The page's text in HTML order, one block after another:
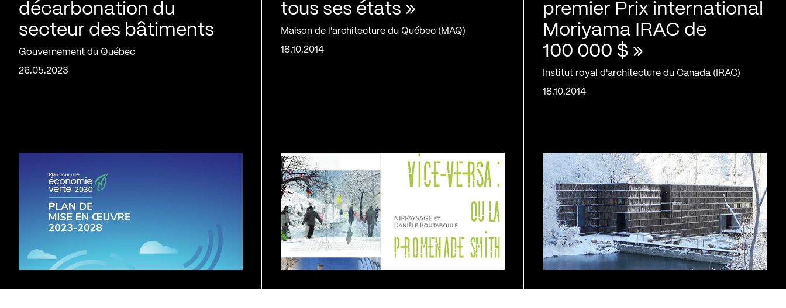
décarbonation du
secteur des bâtiments
Gouvernement du Québec
26.05.2023
tous ses états »
Maison de l'architecture du Québec (MAQ)
18.10.2014
premier Prix international
Moriyama IRAC de
100 000 $ »
Institut royal d'architecture du Canada (IRAC)
18.10.2014